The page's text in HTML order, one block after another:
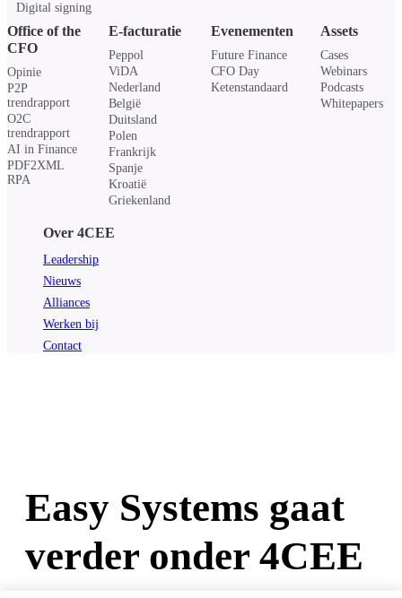
Digital signing
Office of the
CFO
Opinie
P2P
trendrapport
O2C
trendrapport
AI in Finance
PDF2XML
RPA
E-facturatie
Peppol
ViDA
Nederland
België
Duitsland
Polen
Frankrijk
Spanje
Kroatië
Griekenland
Evenementen
Future Finance
CFO Day
Ketenstandaard
Assets
Cases
Webinars
Podcasts
Whitepapers
Over 4CEE
Leadership
Nieuws
Alliances
Werken bij
Contact
Easy Systems gaat
verder onder 4CEE